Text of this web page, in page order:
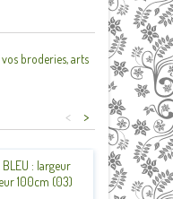
broderies, arts
>
<